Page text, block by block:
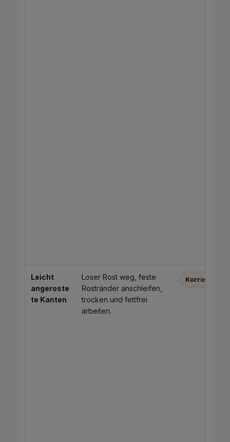
Leicht
angeroste
te Kanten
Loser Rost weg, feste
Rostränder anschleifen,
trocken und fettfrei
arbeiten.